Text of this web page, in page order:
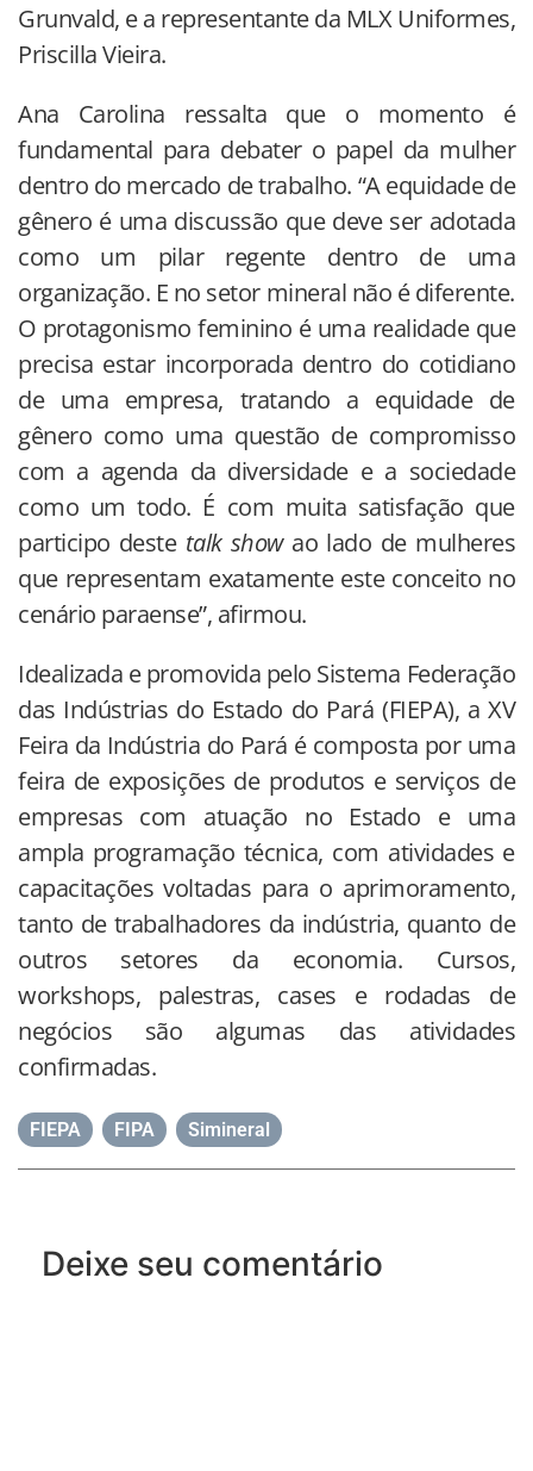
Grunvald, e a representante da MLX Uniformes,
Priscilla Vieira.
Ana Carolina ressalta que o momento é
fundamental para debater o papel da mulher
dentro do mercado de trabalho. “A equidade de
gênero é uma discussão que deve ser adotada
como um pilar regente dentro de uma
organização. E no setor mineral não é diferente.
O protagonismo feminino é uma realidade que
precisa estar incorporada dentro do cotidiano
de uma empresa, tratando a equidade de
gênero como uma questão de compromisso
com a agenda da diversidade e a sociedade
como um todo. É com muita satisfação que
participo deste talk showao lado de mulheres
que representam exatamente este conceito no
cenário paraense”, afirmou.
Idealizada e promovida pelo Sistema Federação
das Indústrias do Estado do Pará (FIEPA), a XV
Feira da Indústria do Pará é composta por uma
feira de exposições de produtos e serviços de
empresas com atuação no Estado e uma
ampla programação técnica, com atividades e
capacitações voltadas para o aprimoramento,
tanto de trabalhadores da indústria, quanto de
outros setores da economia. Cursos,
workshops, palestras, cases e rodadas de
negócios são algumas das atividades
confirmadas.
FIEPA FIPA Simineral
Deixe seu comentário